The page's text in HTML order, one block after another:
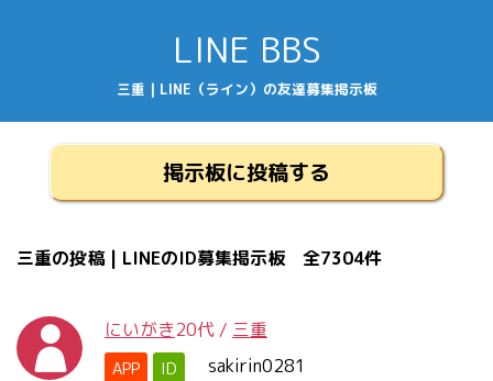
LINE BBS
三重 | LINE（ライン）の友達募集掲示板
掲示板に投稿する
三重の投稿 | LINEのID募集掲示板 全7304件
にいがき20代 / 三重
APP ID sakirin0281